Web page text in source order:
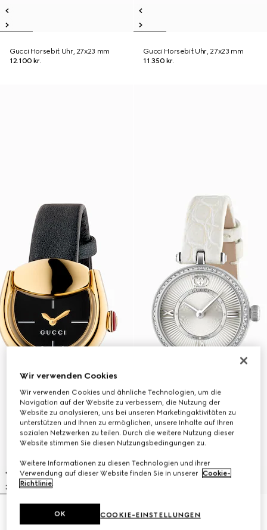
Gucci Horsebit Uhr, 27x23 mm
12.100 kr.
Gucci Horsebit Uhr, 27x23 mm
11.350 kr.
Gucci Horsebit Uhr, 27x23 mm
14.350 kr.
Model 2000 Uhr, 24 mm
Wir verwenden Cookies
Wir verwenden Cookies und ähnliche Technologien, um die
Navigation auf der Website zu verbessern, die Nutzung der
Website zu analysieren, uns bei unseren Marketingaktivitäten zu
unterstützen und Ihnen zu ermöglichen, unsere Inhalte auf Ihren
sozialen Netzwerken zu teilen. Durch die weitere Nutzung dieser
Website stimmen Sie diesen Nutzungsbedingungen zu.
Weitere Informationen zu diesen Technologien und ihrer
Verwendung auf dieser Website finden Sie in unserer Cookie-
Richtlinie.
COOKIE-EINSTELLUNGEN
OK